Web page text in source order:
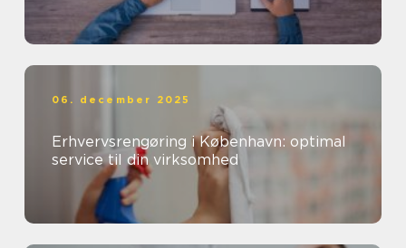
06. december 2025
Erhvervsrengøring i København: optimal
service til din virksomhed